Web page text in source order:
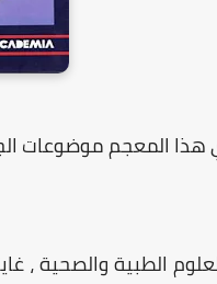
هذا المعجم موضوعات
الطبية والصحية ،